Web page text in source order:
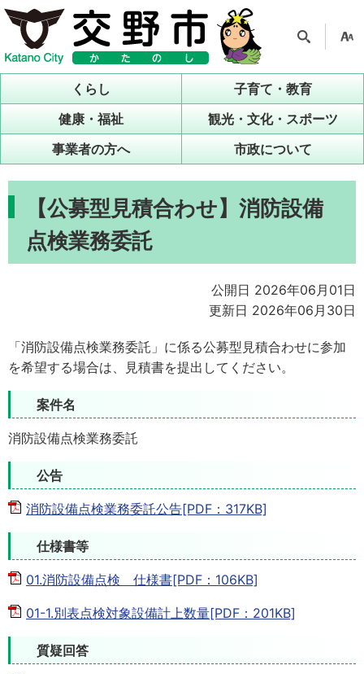
ル
くらし
子育て・教育
健康・福祉
観光・文化・スポーツ
事業者の方へ
市政について
【公募型見積合わせ】消防設備
点検業務委託
公開日 2026年06月01日
更新日 2026年06月30日
「消防設備点検業務委託」に係る公募型見積合わせに参加
を希望する場合は、見積書を提出してください。
案件名
消防設備点検業務委託
公告
消防設備点検業務委託公告[PDF：317KB]
仕様書等
01.消防設備点検 仕様書[PDF：106KB]
01-1.別表点検対象設備計上数量[PDF：201KB]
質疑回答